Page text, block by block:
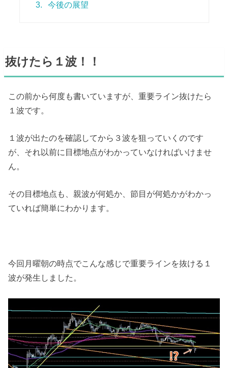
3. 今後の展望
抜けたら１波！！
この前から何度も書いていますが、重要ライン抜けたら
１波です。
１波が出たのを確認してから３波を狙っていくのです
が、それ以前に目標地点がわかっていなければいけませ
ん。
その目標地点も、親波が何処か、節目が何処かがわかっ
ていれば簡単にわかります。
今回月曜朝の時点でこんな感じで重要ラインを抜ける１
波が発生しました。